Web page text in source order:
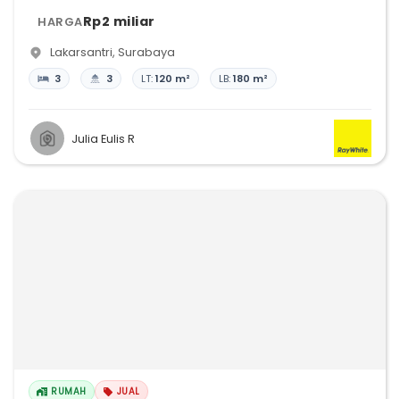
HARGARp2 miliar
Lakarsantri, Surabaya
3 3 LT:120 m² LB:180 m²
Julia Eulis R
RUMAH JUAL